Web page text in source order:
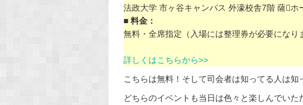
法政大学 市ヶ谷キャンパス 外濠校舎7階 薩ホ
■ 料金：
無料・全席指定（入場には整理券が必要になり
詳しくはこちらから>>
こちらは無料！そして司会者は知ってる人は
どちらのイベントも当日は色々と楽しんでい